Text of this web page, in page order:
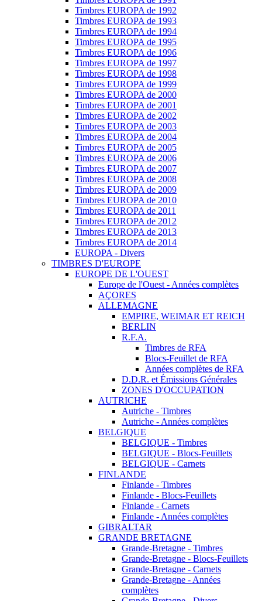
Timbres EUROPA de 1992
Timbres EUROPA de 1993
Timbres EUROPA de 1994
Timbres EUROPA de 1995
Timbres EUROPA de 1996
Timbres EUROPA de 1997
Timbres EUROPA de 1998
Timbres EUROPA de 1999
Timbres EUROPA de 2000
Timbres EUROPA de 2001
Timbres EUROPA de 2002
Timbres EUROPA de 2003
Timbres EUROPA de 2004
Timbres EUROPA de 2005
Timbres EUROPA de 2006
Timbres EUROPA de 2007
Timbres EUROPA de 2008
Timbres EUROPA de 2009
Timbres EUROPA de 2010
Timbres EUROPA de 2011
Timbres EUROPA de 2012
Timbres EUROPA de 2013
Timbres EUROPA de 2014
EUROPA - Divers
TIMBRES D'EUROPE
EUROPE DE L'OUEST
Europe de l'Ouest - Années complètes
AÇORES
ALLEMAGNE
EMPIRE, WEIMAR ET REICH
BERLIN
R.F.A.
Timbres de RFA
Blocs-Feuillet de RFA
Années complètes de RFA
D.D.R. et Émissions Générales
ZONES D'OCCUPATION
AUTRICHE
Autriche - Timbres
Autriche - Années complètes
BELGIQUE
BELGIQUE - Timbres
BELGIQUE - Blocs-Feuillets
BELGIQUE - Carnets
FINLANDE
Finlande - Timbres
Finlande - Blocs-Feuillets
Finlande - Carnets
Finlande - Années complètes
GIBRALTAR
GRANDE BRETAGNE
Grande-Bretagne - Timbres
Grande-Bretagne - Blocs-Feuillets
Grande-Bretagne - Carnets
Grande-Bretagne - Années
complètes